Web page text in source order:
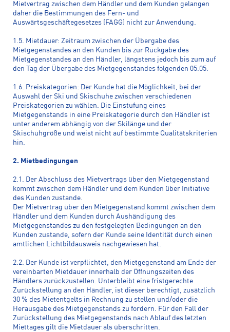
Mietvertrag zwischen dem Händler und dem Kunden gelangen
daher die Bestimmungen des Fern- und
Auswärtsgeschäftegesetzes (FAGG) nicht zur Anwendung.
1.5. Mietdauer: Zeitraum zwischen der Übergabe des
Mietgegenstandes an den Kunden bis zur Rückgabe des
Mietgegenstandes an den Händler, längstens jedoch bis zum auf
den Tag der Übergabe des Mietgegenstandes folgenden 05.05.
1.6. Preiskategorien: Der Kunde hat die Möglichkeit, bei der
Auswahl der Ski und Skischuhe zwischen verschiedenen
Preiskategorien zu wählen. Die Einstufung eines
Mietgegenstands in eine Preiskategorie durch den Händler ist
unter anderem abhängig von der Skilänge und der
Skischuhgröße und weist nicht auf bestimmte Qualitätskriterien
hin.
2. Mietbedingungen
2.1. Der Abschluss des Mietvertrags über den Mietgegenstand
kommt zwischen dem Händler und dem Kunden über Initiative
des Kunden zustande.
Der Mietvertrag über den Mietgegenstand kommt zwischen dem
Händler und dem Kunden durch Aushändigung des
Mietgegenstandes zu den festgelegten Bedingungen an den
Kunden zustande, sofern der Kunde seine Identität durch einen
amtlichen Lichtbildausweis nachgewiesen hat.
2.2. Der Kunde ist verpflichtet, den Mietgegenstand am Ende der
vereinbarten Mietdauer innerhalb der Öffnungszeiten des
Händlers zurückzustellen. Unterbleibt eine fristgerechte
Zurückstellung an den Händler, ist dieser berechtigt, zusätzlich
30 % des Mietentgelts in Rechnung zu stellen und/oder die
Herausgabe des Mietgegenstands zu fordern. Für den Fall der
Zurückstellung des Mietgegenstands nach Ablauf des letzten
Miettages gilt die Mietdauer als überschritten.